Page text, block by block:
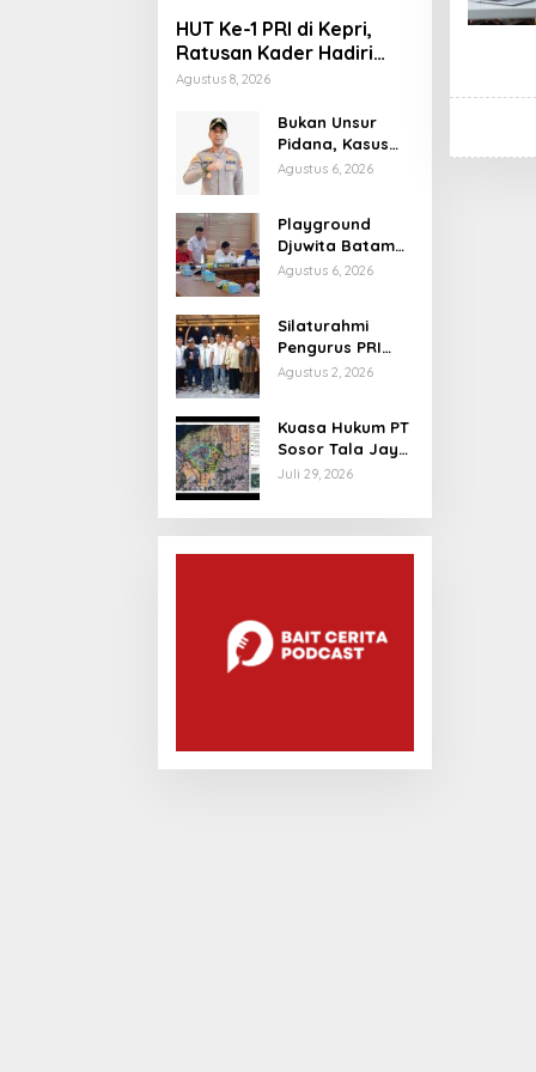
HUT Ke-1 PRI di Kepri,
Ratusan Kader Hadiri
Perayaan dan Bagikan
Agustus 8, 2026
Bukan Unsur
Pidana, Kasus
Anak Dibawa
Dihentikan
Agustus 6, 2026
Playground
Djuwita Batam
Ditegur Disdik,
Agustus 6, 2026
Silaturahmi
Pengurus PRI
Kepri Bahas
Penguatan
Konsolidasi
Partai
Agustus 2, 2026
Kuasa Hukum PT
Sosor Tala Jaya
Tolak Klaim
Batu Merah
Juli 29, 2026